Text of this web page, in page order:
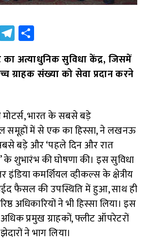
Te
le
gr
a
ar
e
अत्याधुनिक सुविधा केंद्र, जिसमें
ग्राहक संख्या को सेवा प्रदान करने
मोटर्स, भारत के सबसे बड़े
समूहों में से एक का हिस्सा, ने लखनऊ
बड़े और ‘पहले दिन और रात
के शुभारंभ की घोषणा की। इस सुविधा
कमर्शियल व्हीकल्स के क्षेत्रीय
फैसल की उपस्थिति में हुआ, साथ ही
अधिकारियों ने भी हिस्सा लिया। इस
प्रमुख ग्राहकों, फ्लीट ऑपरेटरों
ने भाग लिया।